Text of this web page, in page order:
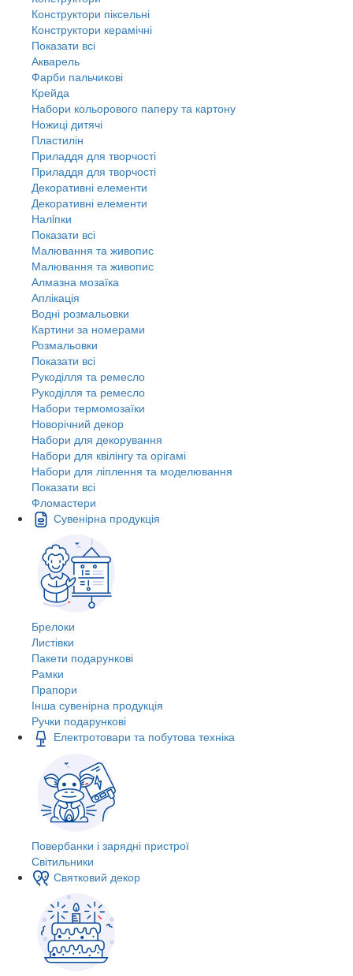
Конструктори піксельні
Конструктори керамічні
Показати всі
Акварель
Фарби пальчикові
Крейда
Набори кольорового паперу та картону
Ножиці дитячі
Пластилін
Приладдя для творчості
Приладдя для творчості
Декоративні елементи
Декоративні елементи
Налiпки
Показати всі
Малювання та живопис
Малювання та живопис
Алмазна мозаїка
Аплікація
Водні розмальовки
Картини за номерами
Розмальовки
Показати всі
Рукоділля та ремесло
Рукоділля та ремесло
Набори термомозаїки
Новорічний декор
Набори для декорування
Набори для квілінгу та орігамі
Набори для ліплення та моделювання
Показати всі
Фломастери
Сувенірна продукція
Брелоки
Листівки
Пакети подарункові
Рамки
Прапори
Інша сувенірна продукція
Ручки подарункові
Електротовари та побутова техніка
Повербанки і зарядні пристрої
Світильники
Святковий декор